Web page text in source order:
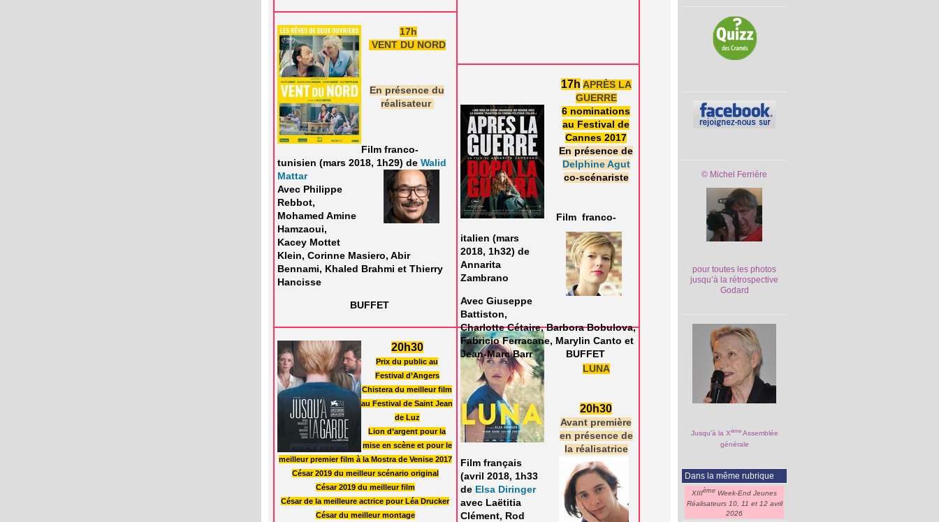
17h
VENT DU NORD
En présence du
réalisateur
Film franco-
tunisien (mars 2018, 1h29) de Walid
Mattar
Avec Philippe
Rebbot,
Mohamed Amine
Hamzaoui,
Kacey Mottet
Klein, Corinne Masiero, Abir
Bennami, Khaled Brahmi et Thierry
Hancisse
BUFFET
17h APRÈS LA
GUERRE
6 nominations
au Festival de
Cannes 2017
En présence de
Delphine Agut
co-scénariste
Film franco-
italien (mars
2018, 1h32) de
Annarita
Zambrano
Avec Giuseppe
Battiston,
Charlotte Cétaire, Barbora Bobulova,
Fabricio Ferracane, Marylin Canto et
Jean-Marc BarrBUFFET
20h30
Prix du public au
Festival d’Angers
Chistera du meilleur film
au Festival de Saint Jean
de Luz
Lion d’argent pour la
mise en scène et pour le
meilleur premier film à la Mostra de Venise 2017
César 2019 du meilleur scénario original
César 2019 du meilleur film
César de la meilleure actrice pour Léa Drucker
César du meilleur montage
LUNA
20h30
Avant première
en présence de
la réalisatrice
Film français
(avril 2018, 1h33
de Elsa Diringer
avec Laëtitia
Clément, Rod
© Michel Ferrière
pour toutes les photos
jusqu’à la rétrospective
Godard
Jusqu’à la XèmeAssemblée
générale
Dans la même rubrique
XIIIème Week-End Jeunes
Réalisateurs 10, 11 et 12 avril
2026